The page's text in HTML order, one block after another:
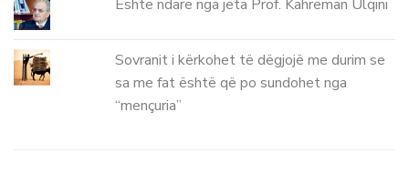
Eshte ndare nga jeta Prof. Kahreman Ulqini
Sovranit i kërkohet të dëgjojë me durim se
sa me fat është që po sundohet nga
“mençuria”